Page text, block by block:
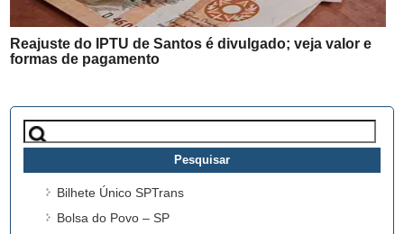
Reajuste do IPTU de Santos é divulgado; veja valor e
formas de pagamento
Pesquisar
por:
Bilhete Único SPTrans
Bolsa do Povo – SP